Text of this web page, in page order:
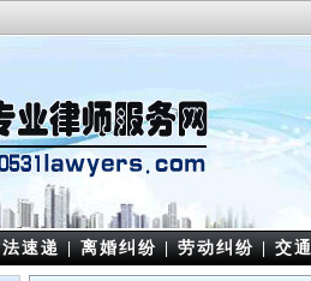
速递|离婚纠纷|劳动纠纷|交